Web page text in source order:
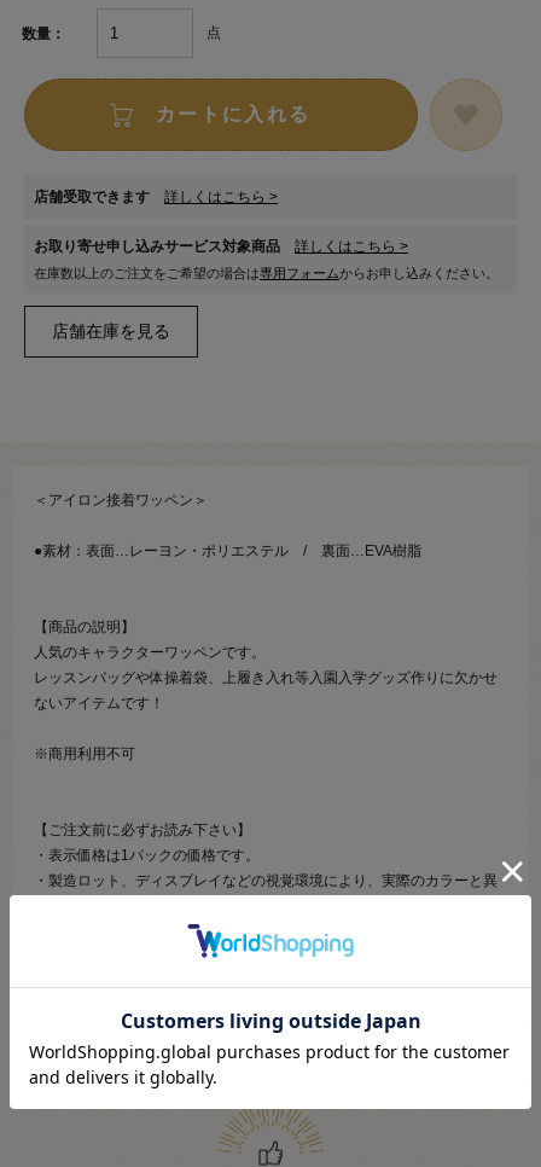
数量： 点
カートに入れる
店舗受取できます 詳しくはこちら >
お取り寄せ申し込みサービス対象商品 詳しくはこちら >
在庫数以上のご注文をご希望の場合は専用フォームからお申し込みください。
＜アイロン接着ワッペン＞
●素材：表面…レーヨン・ポリエステル / 裏面…EVA樹脂
【商品の説明】
人気のキャラクターワッペンです。
レッスンバッグや体操着袋、上履き入れ等入園入学グッズ作りに欠かせ
ないアイテムです！
※商用利用不可
【ご注文前に必ずお読み下さい】
・表示価格は1パックの価格です。
・製造ロット、ディスプレイなどの視覚環境により、実際のカラーと異
・当社の他オンラインショップと在庫を共有しており、注文が確定して
も完売･欠品の場合があります。予めご了承下さい。